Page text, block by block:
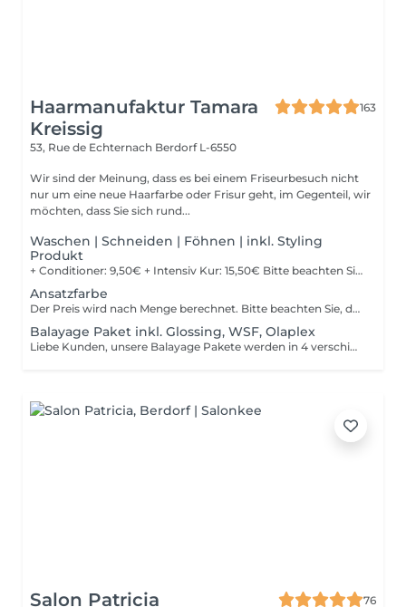
Haarmanufaktur Tamara
Kreissig
163
53, Rue de Echternach Berdorf L-6550
Wir sind der Meinung, dass es bei einem Friseurbesuch nicht
nur um eine neue Haarfarbe oder Frisur geht, im Gegenteil, wir
möchten, dass Sie sich rund...
Waschen | Schneiden | Föhnen | inkl. Styling
Produkt
+ Conditioner: 9,50€ + Intensiv Kur: 15,50€ Bitte beachten Sie, dass bei einer falsch ausgewählten Buchungsoption keine Garantie für die Erbringung der Dienstleistung besteht. Danke für Ihr Verständnis.
Ansatzfarbe
Der Preis wird nach Menge berechnet. Bitte beachten Sie, dass bei einer falsch ausgewählten Buchungsoption keine Garantie für die Erbringung der Dienstleistung besteht. Danke für Ihr Verständnis.
Balayage Paket inkl. Glossing, WSF, Olaplex
Liebe Kunden, unsere Balayage Pakete werden in 4 verschiedene Pakete unterteilt. Diese Unterteilungen richten sich nach Haarlänge und Haardicke. Ihr könnt uns sonst bei Unklarheiten auch gerne im Salon anrufen. Paket 1 ca. Kinnlanges Haar Paket 2 ca. bis Schulter Paket 3 ca. über Schulter Paket 4 ca. halber Rücken Bitte beachten Sie, dass bei einer falsch ausgewählten Buchungsoption keine Garantie für die Erbringung der Dienstleistung besteht. Danke für Ihr Verständnis.
Salon Patricia
76